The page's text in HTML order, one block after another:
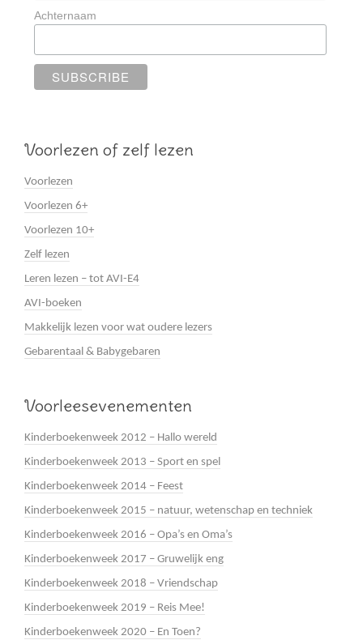
Achternaam
Voorlezen of zelf lezen
Voorlezen
Voorlezen 6+
Voorlezen 10+
Zelf lezen
Leren lezen – tot AVI-E4
AVI-boeken
Makkelijk lezen voor wat oudere lezers
Gebarentaal & Babygebaren
Voorleesevenementen
Kinderboekenweek 2012 – Hallo wereld
Kinderboekenweek 2013 – Sport en spel
Kinderboekenweek 2014 – Feest
Kinderboekenweek 2015 – natuur, wetenschap en techniek
Kinderboekenweek 2016 – Opa’s en Oma’s
Kinderboekenweek 2017 – Gruwelijk eng
Kinderboekenweek 2018 – Vriendschap
Kinderboekenweek 2019 – Reis Mee!
Kinderboekenweek 2020 – En Toen?